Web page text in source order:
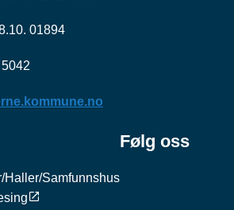
01894
Haller/Samfunnshus
Følg oss